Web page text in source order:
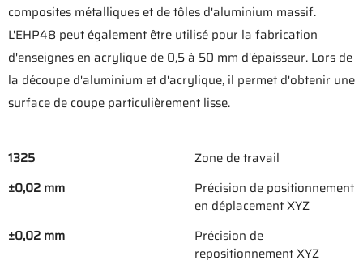
composites métalliques et de tôles d'aluminium massif.
L'EHP48 peut également être utilisé pour la fabrication
d'enseignes en acrylique de 0,5 à 50 mm d'épaisseur. Lors de
la découpe d'aluminium et d'acrylique, il permet d'obtenir une
surface de coupe particulièrement lisse.
1325
Zone de travail
±0,02 mm
Précision de positionnement
en déplacement XYZ
±0,02 mm
Précision de
repositionnement XYZ